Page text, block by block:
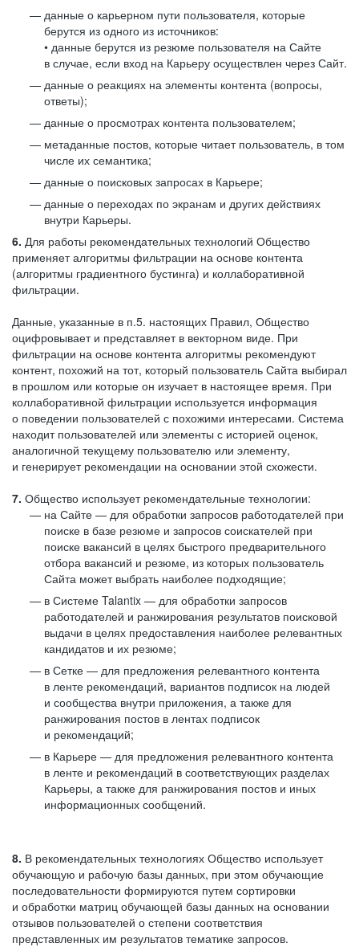
данные о карьерном пути пользователя, которые
берутся из одного из источников:
• данные берутся из резюме пользователя на Сайте
в случае, если вход на Карьеру осуществлен через Сайт.
данные о реакциях на элементы контента (вопросы,
ответы);
данные о просмотрах контента пользователем;
метаданные постов, которые читает пользователь, в том
числе их семантика;
данные о поисковых запросах в Карьере;
данные о переходах по экранам и других действиях
внутри Карьеры.
6. Для работы рекомендательных технологий Общество
применяет алгоритмы фильтрации на основе контента
(алгоритмы градиентного бустинга) и коллаборативной
фильтрации.
Данные, указанные в п.5. настоящих Правил, Общество
оцифровывает и представляет в векторном виде. При
фильтрации на основе контента алгоритмы рекомендуют
контент, похожий на тот, который пользователь Сайта выбирал
в прошлом или которые он изучает в настоящее время. При
коллаборативной фильтрации используется информация
о поведении пользователей с похожими интересами. Система
находит пользователей или элементы с историей оценок,
аналогичной текущему пользователю или элементу,
и генерирует рекомендации на основании этой схожести.
7. Общество использует рекомендательные технологии:
на Сайте — для обработки запросов работодателей при
поиске в базе резюме и запросов соискателей при
поиске вакансий в целях быстрого предварительного
отбора вакансий и резюме, из которых пользователь
Сайта может выбрать наиболее подходящие;
в Системе Talantix — для обработки запросов
работодателей и ранжирования результатов поисковой
выдачи в целях предоставления наиболее релевантных
кандидатов и их резюме;
в Сетке — для предложения релевантного контента
в ленте рекомендаций, вариантов подписок на людей
и сообщества внутри приложения, а также для
ранжирования постов в лентах подписок
и рекомендаций;
в Карьере — для предложения релевантного контента
в ленте и рекомендаций в соответствующих разделах
Карьеры, а также для ранжирования постов и иных
информационных сообщений.
8. В рекомендательных технологиях Общество использует
обучающую и рабочую базы данных, при этом обучающие
последовательности формируются путем сортировки
и обработки матриц обучающей базы данных на основании
отзывов пользователей о степени соответствия
представленных им результатов тематике запросов.